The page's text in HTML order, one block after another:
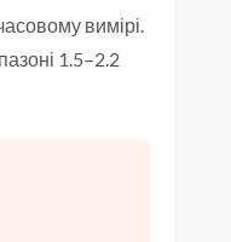
вимірі.
1.5–2.2